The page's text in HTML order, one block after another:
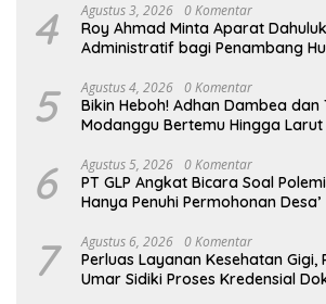
4 Agustus 3, 2026 0 Komentar
Roy Ahmad Minta Aparat
Administratif bagi Penambang
5 Agustus 4, 2026 0 Komentar
Bikin Heboh! Adhan Dambea dan
Modanggu Bertemu Hingga
6 Agustus 5, 2026 0 Komentar
PT GLP Angkat Bicara Soal
Hanya Penuhi Permohonan Desa’
7 Agustus 6, 2026 0 Komentar
Perluas Layanan Kesehatan Gigi,
Umar Sidiki Proses Kredensial